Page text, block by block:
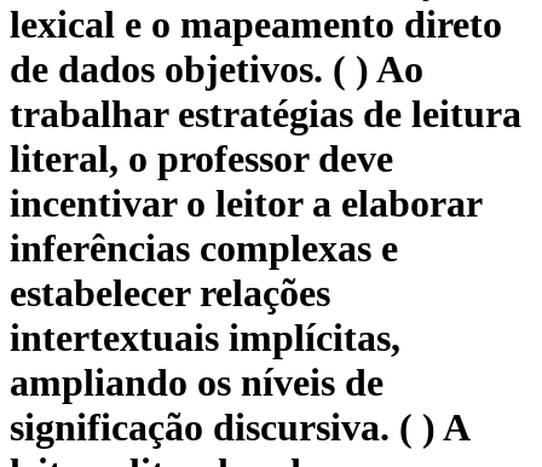
lexical e o mapeamento direto
de dados objetivos. ( ) Ao
trabalhar estratégias de leitura
literal, o professor deve
incentivar o leitor a elaborar
inferências complexas e
estabelecer relações
intertextuais implícitas,
ampliando os níveis de
significação discursiva. ( ) A